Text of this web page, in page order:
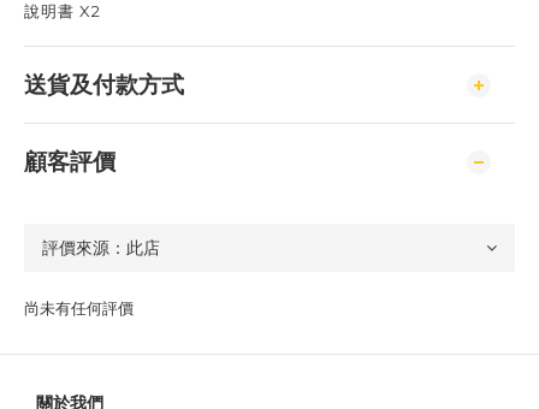
說明書 X2
送貨及付款方式
顧客評價
尚未有任何評價
關於我們